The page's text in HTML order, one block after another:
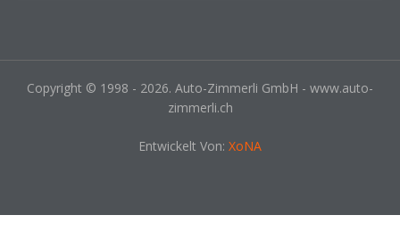
Copyright © 1998 - 2026. Auto-Zimmerli GmbH - www.auto-
zimmerli.ch
Entwickelt Von: XoNA